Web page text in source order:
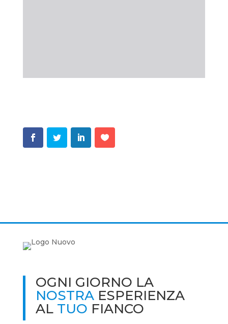
OGNI GIORNO LA
NOSTRAESPERIENZA
AL TUO FIANCO